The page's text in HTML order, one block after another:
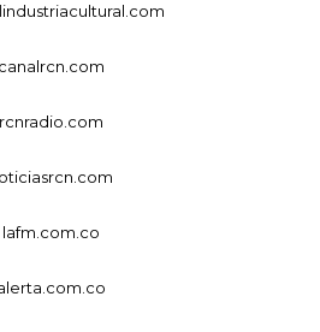
canalrcn.com
rcnradio.com
lafm.com.co